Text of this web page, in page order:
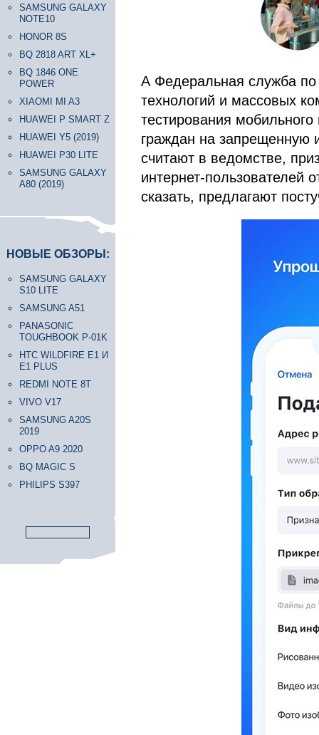
SAMSUNG GALAXY
NOTE10
HONOR 8S
BQ 2818 ART XL+
BQ 1846 ONE
POWER
XIAOMI MI A3
HUAWEI P SMART Z
HUAWEI Y5 (2019)
HUAWEI P30 LITE
SAMSUNG GALAXY
A80 (2019)
НОВЫЕ ОБЗОРЫ:
SAMSUNG GALAXY
S10 LITE
SAMSUNG A51
PANASONIC
TOUGHBOOK P-01K
HTC WILDFIRE E1 И
E1 PLUS
REDMI NOTE 8T
VIVO V17
SAMSUNG A20S
2019
OPPO A9 2020
BQ MAGIC S
PHILIPS S397
А Федеральная служба
технологий и массовых
тестирования
граждан на
считают в ведомстве,
интернет-пользователей
сказать, предлагают